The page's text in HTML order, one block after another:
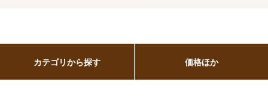
カテゴリから探す 価格ほか